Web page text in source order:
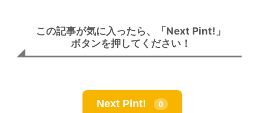
この記事が気に入ったら、「Next Pint!」
ボタンを押してください！
Next Pint! 0